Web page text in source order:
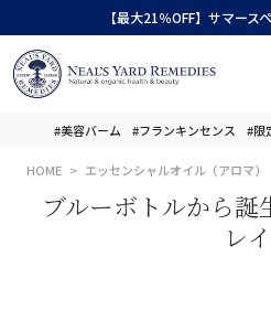
【最大21％OFF】サマース
#美容バーム #フランキンセンス #限
HOME エッセンシャルオイル（アロマ）
ブルーボトルから誕
レイ